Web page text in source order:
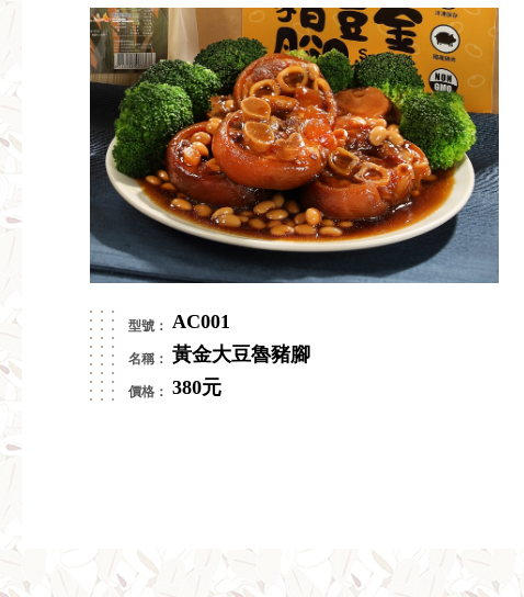
AC001
黃金大豆魯豬腳
380元